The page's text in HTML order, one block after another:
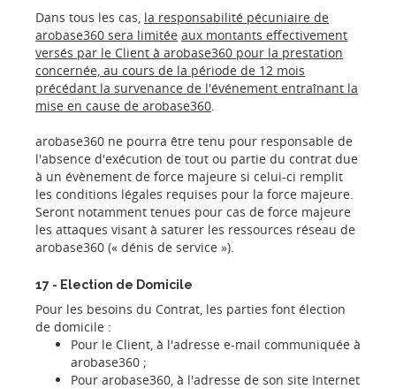
Dans tous les cas, la responsabilité pécuniaire de
arobase360 sera limitée aux montants effectivement
versés par le Client à arobase360 pour la prestation
concernée, au cours de la période de 12 mois
précédant la survenance de l'événement entraînant la
mise en cause de arobase360.
arobase360 ne pourra être tenu pour responsable de
l'absence d'exécution de tout ou partie du contrat due
à un évènement de force majeure si celui-ci remplit
les conditions légales requises pour la force majeure.
Seront notamment tenues pour cas de force majeure
les attaques visant à saturer les ressources réseau de
arobase360 (« dénis de service »).
17 - Election de Domicile
Pour les besoins du Contrat, les parties font élection
de domicile :
Pour le Client, à l'adresse e-mail communiquée à
arobase360 ;
Pour arobase360, à l'adresse de son site Internet